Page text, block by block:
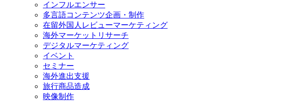
インフルエンサー
多言語コンテンツ企画・制作
在留外国⼈レビューマーケティング
海外マーケットリサーチ
デジタルマーケティング
イベント
セミナー
海外進出支援
旅行商品造成
映像制作